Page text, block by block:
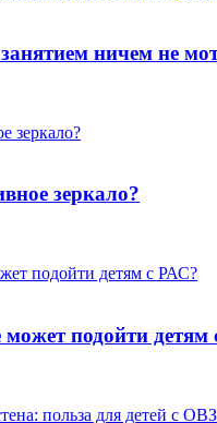
ничем не
зеркало?
может подойти детям